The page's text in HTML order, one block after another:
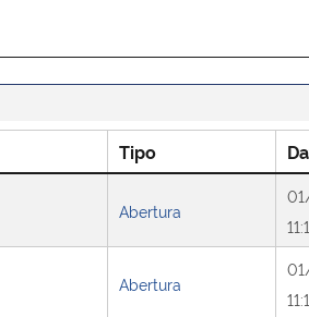
Tipo
Abertura
Abertura